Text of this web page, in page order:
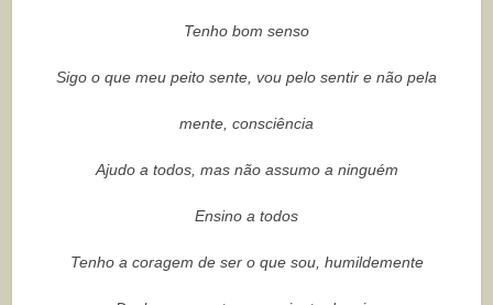
Tenho bom senso
Sigo o que meu peito sente, vou pelo sentir e não pela
mente, consciência
Ajudo a todos, mas não assumo a ninguém
Ensino a todos
Tenho a coragem de ser o que sou, humildemente